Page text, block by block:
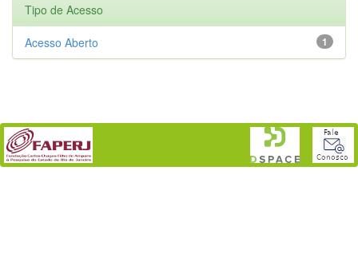
Tipo de Acesso
1
Acesso Aberto